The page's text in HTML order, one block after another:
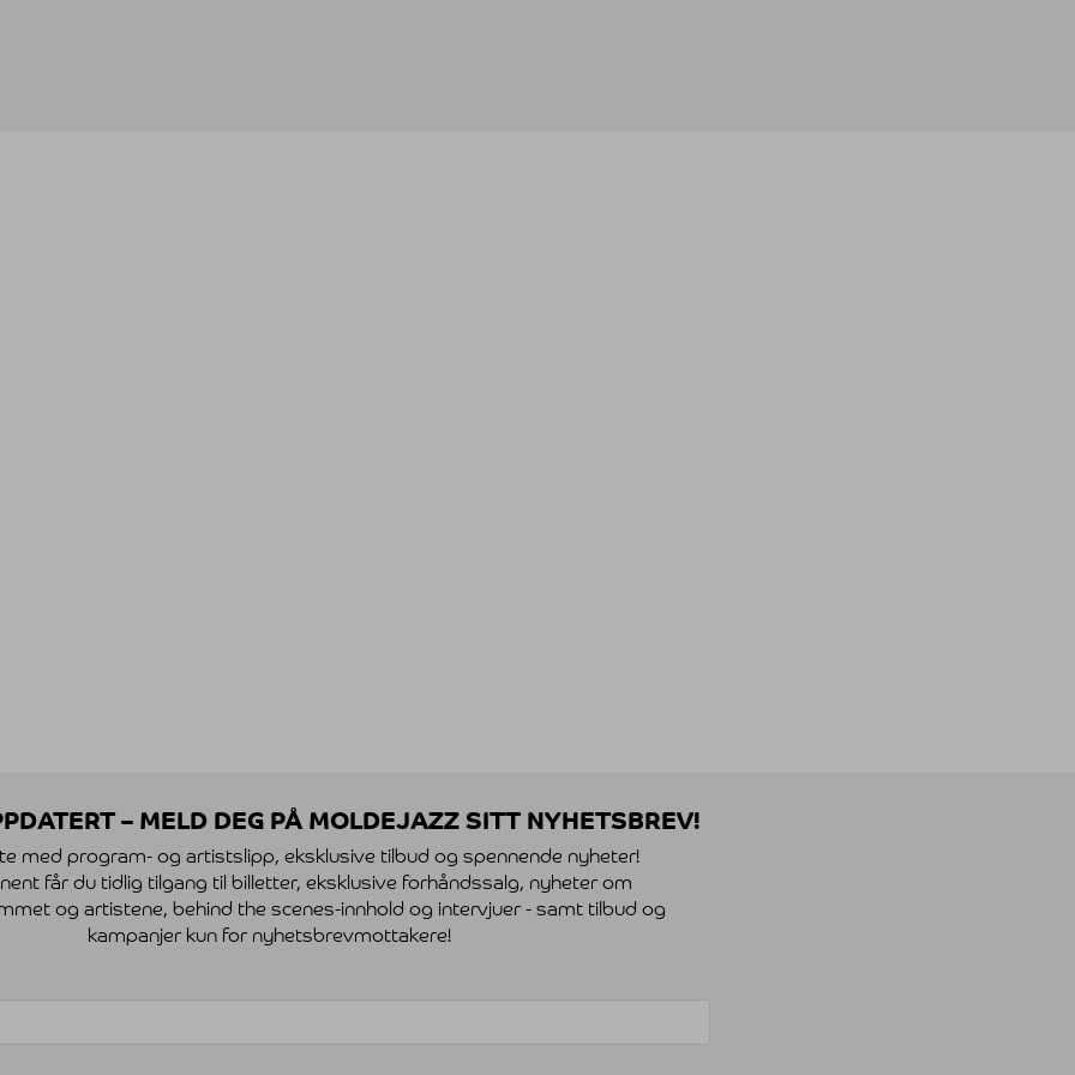
– MELD DEG PÅ MOLDEJAZZ SITT NYHETSBREV!
med program- og artistslipp, eksklusive tilbud og spennende nyheter!
får du tidlig tilgang til billetter, eksklusive forhåndssalg, nyheter om
og artistene, behind the scenes-innhold og intervjuer - samt tilbud og
kampanjer kun for nyhetsbrevmottakere!